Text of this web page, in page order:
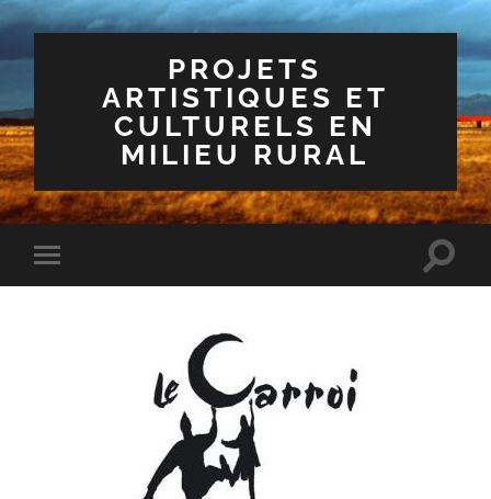
PROJETS
ARTISTIQUES ET
CULTURELS EN
MILIEU RURAL
Toggle
mobile
Toggle